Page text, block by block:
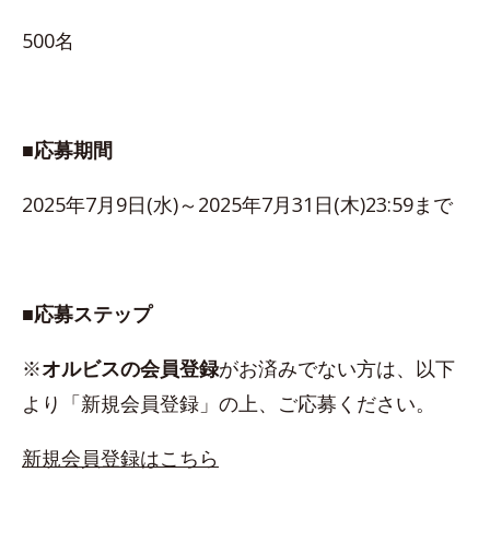
500名
■応募期間
2025年7月9日(水)～2025年7月31日(木)23:59まで
■応募ステップ
※オルビスの会員登録がお済みでない方は、以下
より「新規会員登録」の上、ご応募ください。
新規会員登録はこちら